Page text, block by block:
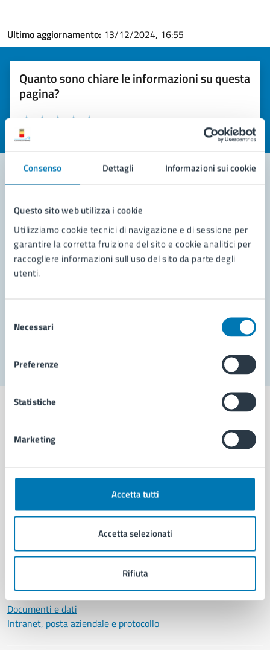
Consenso Dettagli Informazioni sui cookie
Questo sito web utilizza i cookie
Utilizziamo cookie tecnici di navigazione e di sessione per
garantire la corretta fruizione del sito e cookie analitici per
raccogliere informazioni sull'uso del sito da parte degli
utenti.
delNecessari
Preferenze
Statistiche
Marketing
Accetta tutti
Accetta selezionati
Rifiuta
Ultimo aggiornamento: 13/12/2024, 16:55
Quanto sono chiare le informazioni su questa
pagina?
Valuta la chiarezza delle informazioni (da 1 a 5 stelle)
Seleziona il numero di stelle per valutare la chiarezza delle
Valuta 1 stelle su 5
Contatta il comune
Leggi le domande frequenti
Richiedi assistenza
Segnala disservizio
Comune di Napoli
Aree amministrative
Organi di governo
Uffici
Personale amministrativo
Documenti e dati
Intranet, posta aziendale e protocollo